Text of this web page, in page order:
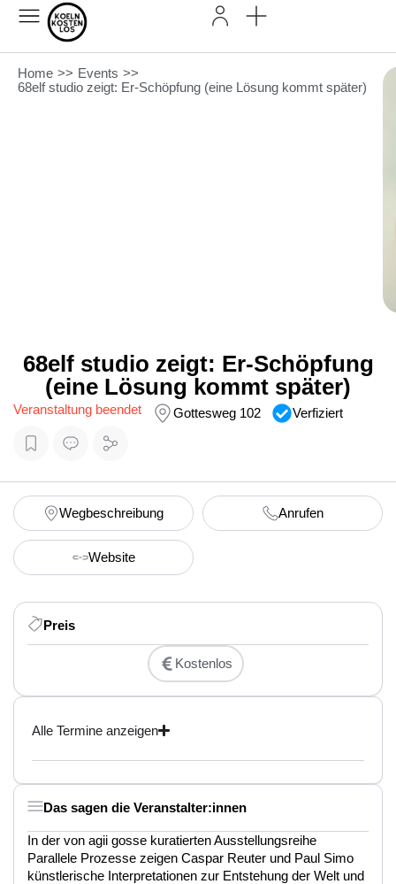
Home >> Events >>
68elf studio zeigt: Er-Schöpfung (eine Lösung kommt später)
68elf studio zeigt: Er-Schöpfung
(eine Lösung kommt später)
Veranstaltung beendet Gottesweg 102 Verfiziert
Wegbeschreibung Anrufen
Website
Preis
Kostenlos
Alle Termine anzeigen
Das sagen die Veranstalter:innen
In der von agii gosse kuratierten Ausstellungsreihe
Parallele Prozesse zeigen Caspar Reuter und Paul Simo
künstlerische Interpretationen zur Entstehung der Welt und